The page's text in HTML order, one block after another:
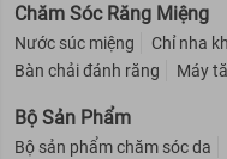
Chăm Sóc Răng Miệng
Nước súc miệng Chỉ nha
Bàn chải đánh răng
Máy
Bộ Sản Phẩm
Bộ sản phẩm chăm sóc da